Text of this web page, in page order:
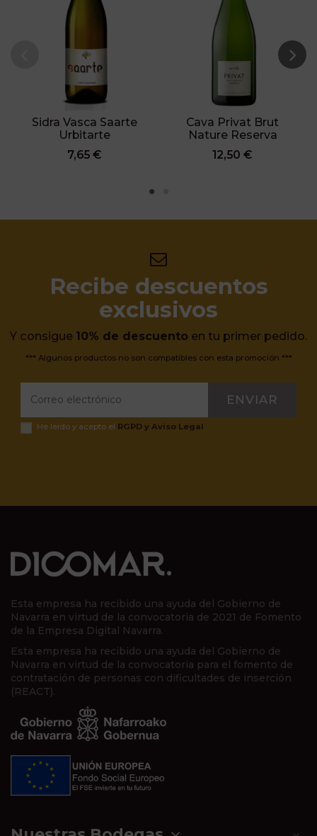
Sidra Vasca Saarte
Urbitarte
7,65 €
Cava Privat Brut
Nature Reserva
12,50 €
Recibe descuentos
exclusivos
Y consigue 10% de descuento en tu primer pedido.
*** Algunos productos no son compatibles con esta promoción ***
ENVIAR
He leído y acepto el RGPD y Aviso Legal
Esta empresa ha recibido una ayuda del Gobierno de
Navarra en virtud de la convocatoria de 2021 de Fomento
de la Empresa Digital Navarra.
Esta empresa ha recibido una ayuda del Gobierno de
Navarra en virtud de la convocatoria para el fomento de
contratación de personas con dificultades de inserción
(REACT).